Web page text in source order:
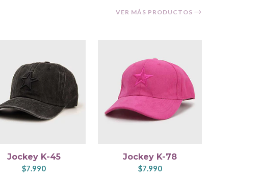
VER MÁS PRODUCTOS
Jockey K-45
$7.990
Jockey K-78
$7.990